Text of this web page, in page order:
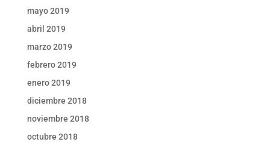
mayo 2019
abril 2019
marzo 2019
febrero 2019
enero 2019
diciembre 2018
noviembre 2018
octubre 2018